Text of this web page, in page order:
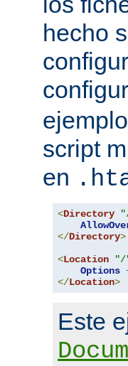
hecho
script
en
<Directory
</Directory>
<Location "/
Options
</Location>
Este